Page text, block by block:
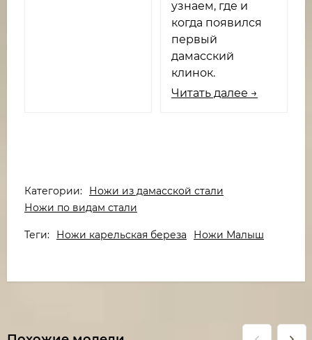
узнаем, где и
когда появился
первый
дамасский
клинок.
Читать далее →
Категории:
Ножи из дамасской стали
Ножи по видам стали
Теги: Ножи карельская береза Ножи Малыш